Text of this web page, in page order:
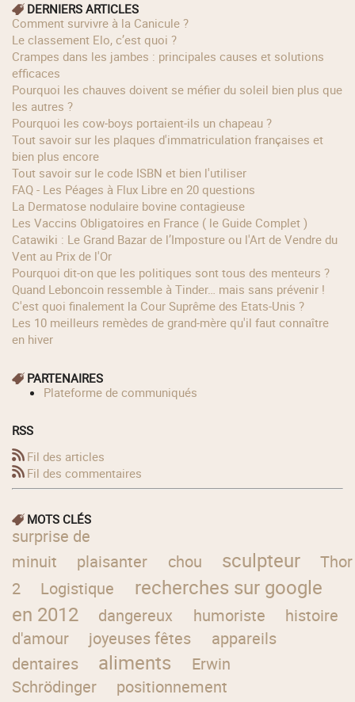
DERNIERS ARTICLES
Comment survivre à la Canicule ?
Le classement Elo, c’est quoi ?
Crampes dans les jambes : principales causes et solutions
efficaces
Pourquoi les chauves doivent se méfier du soleil bien plus que
les autres ?
Pourquoi les cow‑boys portaient‑ils un chapeau ?
Tout savoir sur les plaques d'immatriculation françaises et
bien plus encore
Tout savoir sur le code ISBN et bien l'utiliser
FAQ - Les Péages à Flux Libre en 20 questions
La Dermatose nodulaire bovine contagieuse
Les Vaccins Obligatoires en France ( le Guide Complet )
Catawiki : Le Grand Bazar de l’Imposture ou l'Art de Vendre du
Vent au Prix de l'Or
Pourquoi dit-on que les politiques sont tous des menteurs ?
Quand Leboncoin ressemble à Tinder… mais sans prévenir !
C'est quoi finalement la Cour Suprême des Etats-Unis ?
Les 10 meilleurs remèdes de grand-mère qu'il faut connaître
en hiver
PARTENAIRES
Plateforme de communiqués
RSS
Fil des articles
Fil des commentaires
MOTS CLÉS
surprise de
minuit
plaisanter chou sculpteur
Thor
2
Logistique
recherches sur google
en 2012
dangereux humoriste
histoire
d'amour
joyeuses fêtes
appareils
dentaires
aliments
Erwin
Schrödinger
positionnement